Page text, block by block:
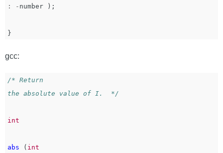
:
- number );
}
gcc:
/* Return
the absolute value of I.  */
int
abs ( int